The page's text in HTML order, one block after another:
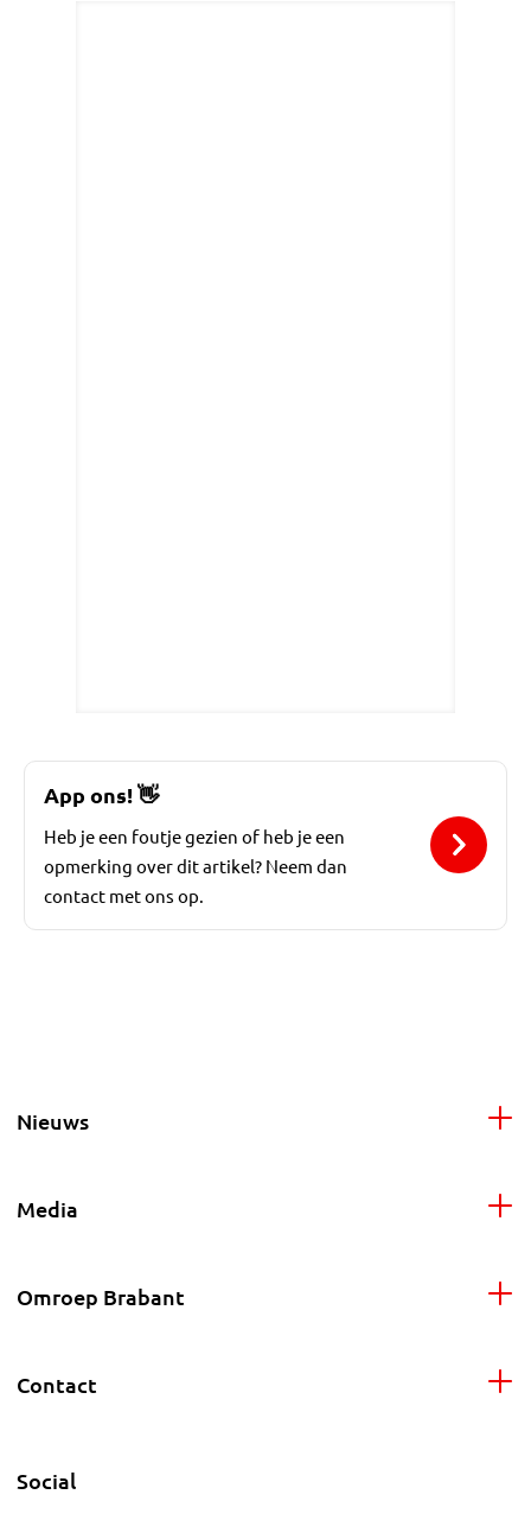
App ons!👋
Heb je een foutje gezien of heb je een
opmerking over dit artikel? Neem dan
contact met ons op.
Nieuws
Media
Omroep Brabant
Contact
Social